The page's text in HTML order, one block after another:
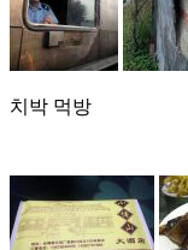
치박 먹방